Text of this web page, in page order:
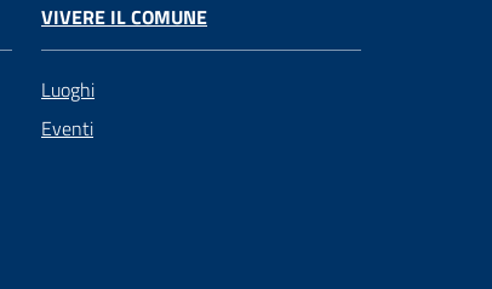
VIVERE IL COMUNE
Luoghi
Eventi